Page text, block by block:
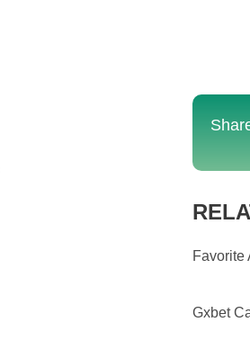
Favorite
Gxbet